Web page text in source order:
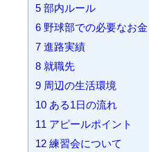
5 部内ルール
6 野球部での必要なお金
7 進路実績
8 就職先
9 周辺の生活環境
10 ある1日の流れ
11 アピールポイント
12 練習会について